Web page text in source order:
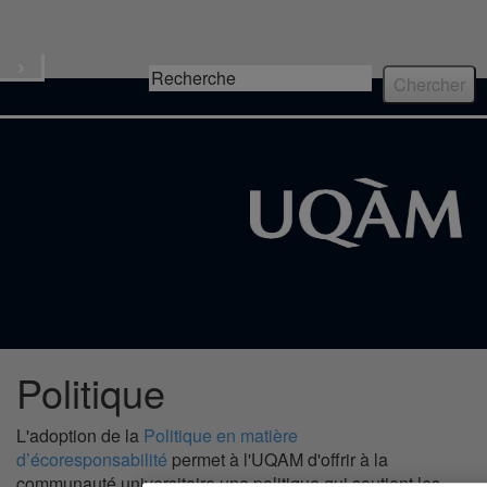
Politique
L'adoption de la Politique en matière
d’écoresponsabilité permet à l'UQAM d'offrir à la